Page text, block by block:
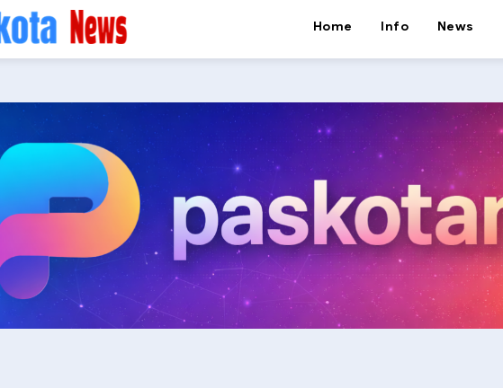
Home Info News